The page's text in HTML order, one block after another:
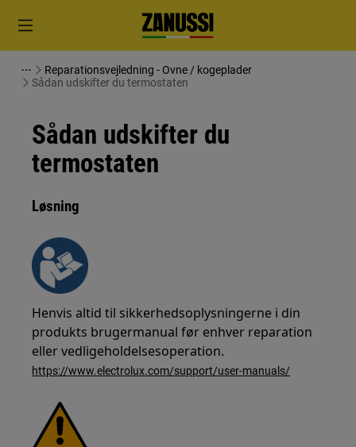
Reparationsvejledning - Ovne / kogeplader
Sådan udskifter du termostaten
Sådan udskifter du
termostaten
Løsning
Henvis altid til sikkerhedsoplysningerne i din
produkts brugermanual før enhver reparation
eller vedligeholdelsesoperation.
https://www.electrolux.com/support/user-manuals/